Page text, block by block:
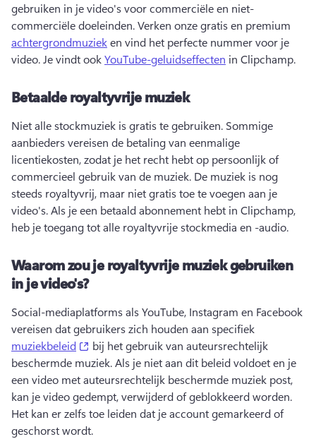
gebruiken in je video's voor commerciële en niet-
commerciële doeleinden. Verken onze gratis en premium
achtergrondmuziek en vind het perfecte nummer voor je
video. Je vindt ook YouTube-geluidseffecten in Clipchamp.
Betaalde royaltyvrije muziek
Niet alle stockmuziek is gratis te gebruiken. Sommige
aanbieders vereisen de betaling van eenmalige
licentiekosten, zodat je het recht hebt op persoonlijk of
commercieel gebruik van de muziek. De muziek is nog
steeds royaltyvrij, maar niet gratis toe te voegen aan je
video's. Als je een betaald abonnement hebt in Clipchamp,
heb je toegang tot alle royaltyvrije stockmedia en -audio.
Waarom zou je royaltyvrije muziek gebruiken
in je video's?
Social-mediaplatforms als YouTube, Instagram en Facebook
vereisen dat gebruikers zich houden aan specifiek
muziekbeleid
(opens in a new tab)
bij het gebruik van auteursrechtelijk
beschermde muziek. Als je niet aan dit beleid voldoet en je
een video met auteursrechtelijk beschermde muziek post,
Het kan er zelfs toe leiden dat je account gemarkeerd of
geschorst wordt.